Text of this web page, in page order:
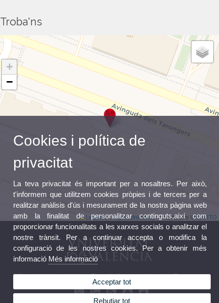
Troba'ns
+
−
Leaflet|©OpenStreetMapcontributors ©CARTO
Màster Universitari en Estudis Internacionals i Europeus
Cookies i política de
privacitat
La teva privacitat és important per a nosaltres. Per això,
t'informem que utilitzem cookies pròpies i de tercers per a
realitzar anàlisis d'ús i mesurament de la nostra pàgina web
amb la finalitat de personalitzar continguts,així com
proporcionar funcionalitats a les xarxes socials o analitzar el
nostre trànsit. Per a continuar accepta o modifica la
configuració de les nostres cookies. Per a obtenir més
informació Més informació
Acceptar tot
Rebutjar tot